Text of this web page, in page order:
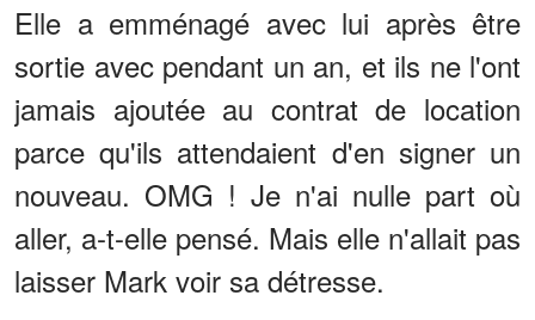
Elle a emménagé avec lui après être
sortie avec pendant un an, et ils ne l'ont
jamais ajoutée au contrat de location
parce qu'ils attendaient d'en signer un
nouveau. OMG ! Je n'ai nulle part où
aller, a-t-elle pensé. Mais elle n'allait pas
laisser Mark voir sa détresse.